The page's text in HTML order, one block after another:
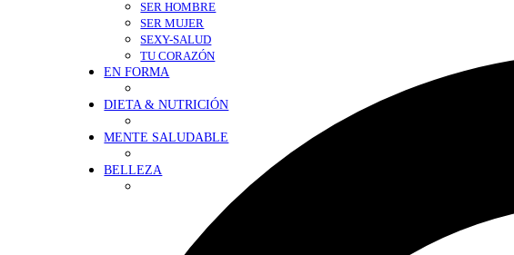
SER HOMBRE
SER MUJER
SEXY-SALUD
TU CORAZÓN
EN FORMA
DIETA & NUTRICIÓN
MENTE SALUDABLE
BELLEZA